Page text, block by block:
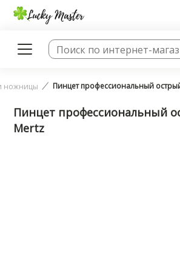
ножницы Пинцет профессиональный
Пинцет профессиональный
Mertz